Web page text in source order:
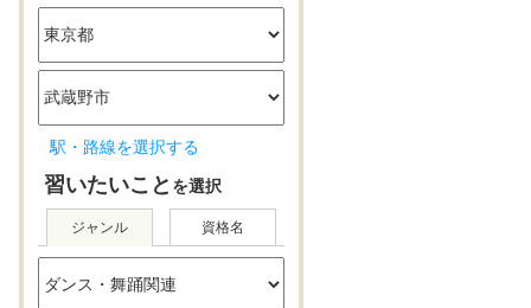
駅・路線を選択する
習いたいこと を選択
ジャンル 資格名